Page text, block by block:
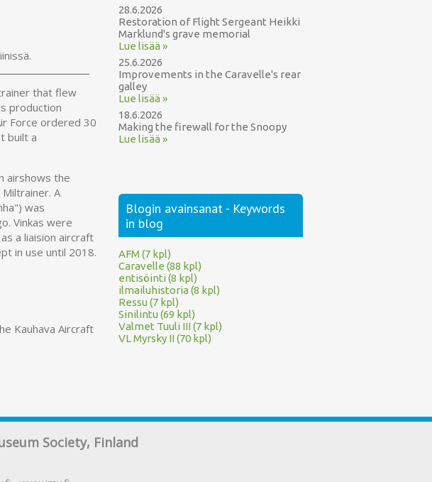
that flew
production
Force ordered 30
built a
airshows the
A
was
Vinkas were
a liaision aircraft
in use until 2018.
Kauhava Aircraft
28.6.2026
Restoration of Flight Sergeant Heikki
Marklund's grave memorial
Lue lisää »
25.6.2026
Improvements in the Caravelle's rear
galley
Lue lisää »
18.6.2026
Making the firewall for the Snoopy
Lue lisää »
Blogin avainsanat - Keywords
in blog
AFM (7 kpl)
Caravelle (88 kpl)
entisöinti (8 kpl)
ilmailuhistoria (8 kpl)
Ressu (7 kpl)
Sinilintu (69 kpl)
Valmet Tuuli III (7 kpl)
VL Myrsky II (70 kpl)
Society, Finland